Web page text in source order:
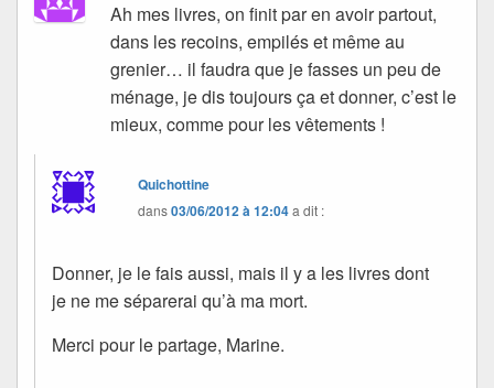
Ah mes livres, on finit par en avoir partout,
dans les recoins, empilés et même au
grenier… il faudra que je fasses un peu de
ménage, je dis toujours ça et donner, c’est le
mieux, comme pour les vêtements !
Quichottine
dans03/06/2012 à 12:04a dit :
Donner, je le fais aussi, mais il y a les livres dont
je ne me séparerai qu’à ma mort.
Merci pour le partage, Marine.